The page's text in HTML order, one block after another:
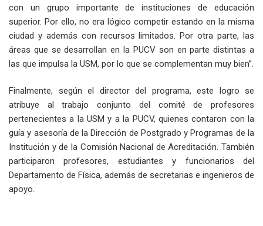
con un grupo importante de instituciones de educación
superior. Por ello, no era lógico competir estando en la misma
ciudad y además con recursos limitados. Por otra parte, las
áreas que se desarrollan en la PUCV son en parte distintas a
las que impulsa la USM, por lo que se complementan muy bien”.
Finalmente, según el director del programa, este logro se
atribuye al trabajo conjunto del comité de profesores
pertenecientes a la USM y a la PUCV, quienes contaron con la
guía y asesoría de la Dirección de Postgrado y Programas de la
Institución y de la Comisión Nacional de Acreditación. También
participaron profesores, estudiantes y funcionarios del
Departamento de Física, además de secretarias e ingenieros de
apoyo.